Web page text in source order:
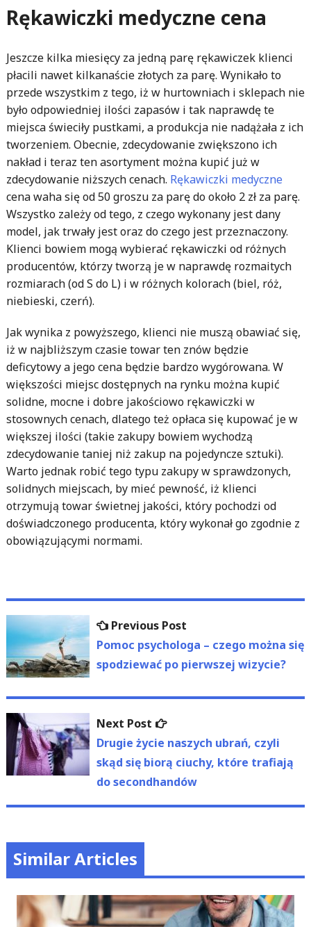
Rękawiczki medyczne cena
Jeszcze kilka miesięcy za jedną parę rękawiczek klienci
płacili nawet kilkanaście złotych za parę. Wynikało to
przede wszystkim z tego, iż w hurtowniach i sklepach nie
było odpowiedniej ilości zapasów i tak naprawdę te
miejsca świeciły pustkami, a produkcja nie nadążała z ich
tworzeniem. Obecnie, zdecydowanie zwiększono ich
nakład i teraz ten asortyment można kupić już w
zdecydowanie niższych cenach. Rękawiczki medyczne
cena waha się od 50 groszu za parę do około 2 zł za parę.
Wszystko zależy od tego, z czego wykonany jest dany
model, jak trwały jest oraz do czego jest przeznaczony.
Klienci bowiem mogą wybierać rękawiczki od różnych
producentów, którzy tworzą je w naprawdę rozmaitych
rozmiarach (od S do L) i w różnych kolorach (biel, róż,
niebieski, czerń).
Jak wynika z powyższego, klienci nie muszą obawiać się,
iż w najbliższym czasie towar ten znów będzie
deficytowy a jego cena będzie bardzo wygórowana. W
większości miejsc dostępnych na rynku można kupić
solidne, mocne i dobre jakościowo rękawiczki w
stosownych cenach, dlatego też opłaca się kupować je w
większej ilości (takie zakupy bowiem wychodzą
zdecydowanie taniej niż zakup na pojedyncze sztuki).
Warto jednak robić tego typu zakupy w sprawdzonych,
solidnych miejscach, by mieć pewność, iż klienci
otrzymują towar świetnej jakości, który pochodzi od
doświadczonego producenta, który wykonał go zgodnie z
obowiązującymi normami.
Nawigacja
wpisu
Previous PostPrevious
post:
Pomoc psychologa – czego można się
spodziewać po pierwszej wizycie?
Next Post
Next
post:
Drugie życie naszych ubrań, czyli
skąd się biorą ciuchy, które trafiają
do secondhandów
Similar Articles